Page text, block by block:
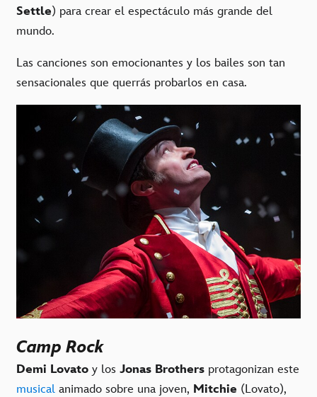
Settle) para crear el espectáculo más grande del
mundo.
Las canciones son emocionantes y los bailes son tan
sensacionales que querrás probarlos en casa.
Camp Rock
Demi Lovato y los Jonas Brothers protagonizan este
musical animado sobre una joven, Mitchie (Lovato),